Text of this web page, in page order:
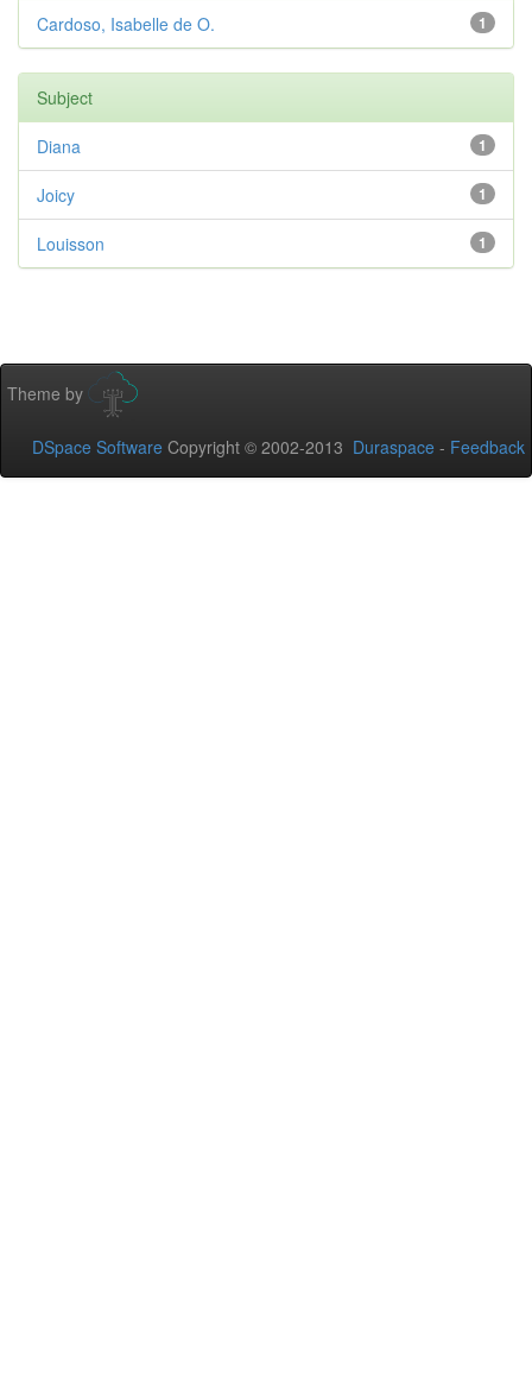
1
Cardoso, Isabelle de O.
Subject
1
Diana
1
Joicy
1
Louisson
Theme by
DSpace Software Copyright © 2002-2013 Duraspace - Feedback